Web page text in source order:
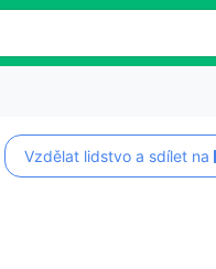
Vzdělat lidstvo a sdílet na